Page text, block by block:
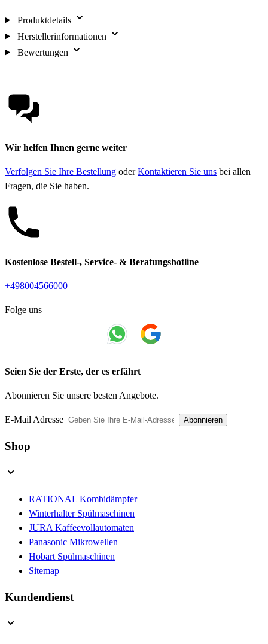
Produktdetails
Herstellerinformationen
Bewertungen
Wir helfen Ihnen gerne weiter
Verfolgen Sie Ihre Bestellung oderKontaktieren Sie uns bei allen
Fragen, die Sie haben.
Kostenlose Bestell-, Service- & Beratungshotline
+498004566000
Folge uns
Seien Sie der Erste, der es erfährt
Abonnieren Sie unsere besten Angebote.
E-Mail Adresse Abonnieren
Shop
RATIONAL Kombidämpfer
Winterhalter Spülmaschinen
JURA Kaffeevollautomaten
Panasonic Mikrowellen
Hobart Spülmaschinen
Sitemap
Kundendienst